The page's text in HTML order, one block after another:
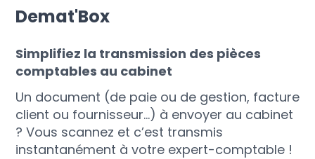
Demat'Box
Simplifiez la transmission des pièces
comptables au cabinet
Un document (de paie ou de gestion, facture
client ou fournisseur…) à envoyer au cabinet
? Vous scannez et c’est transmis
instantanément à votre expert-comptable !